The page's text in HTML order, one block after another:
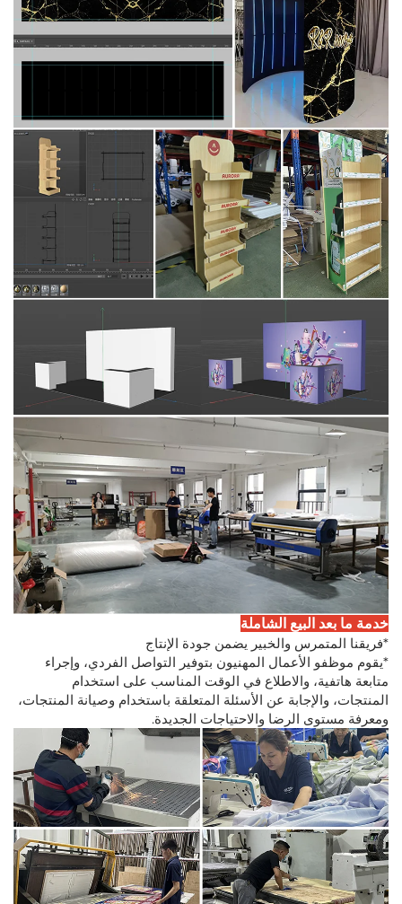
خدمة ما بعد البيع الشاملة
*فريقنا المتمرس والخبير يضمن جودة الإنتاج
*يقوم موظفو الأعمال المهنيون بتوفير التواصل الفردي، وإجراء
متابعة هاتفية، والاطلاع في الوقت المناسب على استخدام
المنتجات، والإجابة عن الأسئلة المتعلقة باستخدام وصيانة المنتجات،
ومعرفة مستوى الرضا والاحتياجات الجديدة.